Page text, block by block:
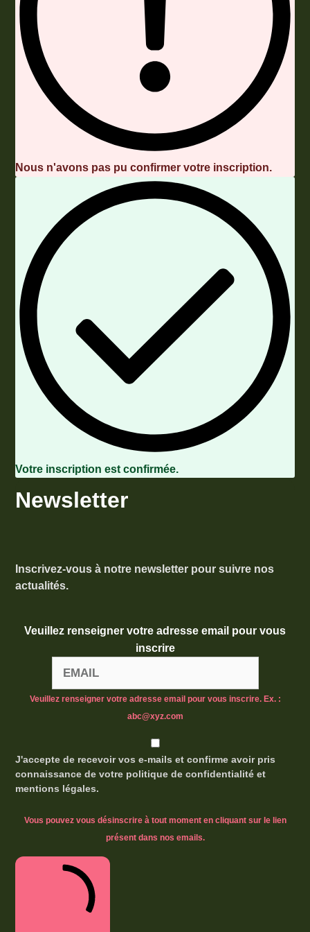
Nous n'avons pas pu confirmer votre inscription.
Votre inscription est confirmée.
Newsletter
Inscrivez-vous à notre newsletter pour suivre nos
actualités.
Veuillez renseigner votre adresse email pour vous
inscrire
Veuillez renseigner votre adresse email pour vous inscrire. Ex. :
abc@xyz.com
J'accepte de recevoir vos e-mails et confirme avoir pris
connaissance de votre politique de confidentialité et
mentions légales.
Vous pouvez vous désinscrire à tout moment en cliquant sur le lien
présent dans nos emails.